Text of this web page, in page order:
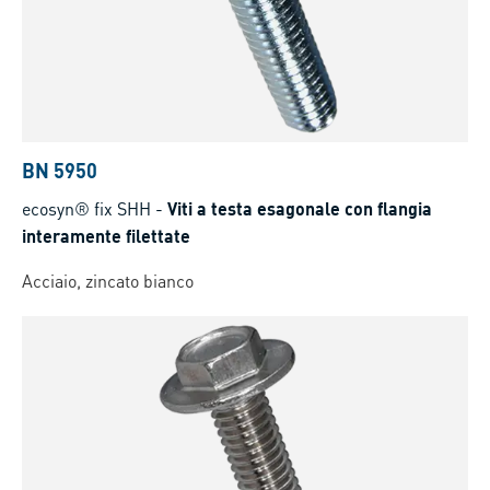
BN 5950
ecosyn® fix SHH - Viti a testa esagonale con flangia
interamente filettate
Acciaio, zincato bianco